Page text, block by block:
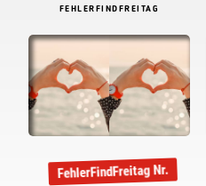
FEHLERFINDFREITAG
FehlerFindFreitag Nr.